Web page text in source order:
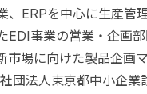
、ERPを中心に生産管
EDI事業の営業・企画
市場に向けた製品企画
団法人東京都中小企業